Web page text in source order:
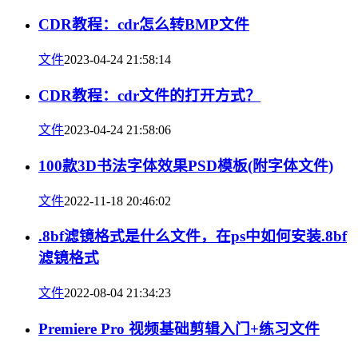
CDR教程：cdr怎么转BMP文件
文件2023-04-24 21:58:14
CDR教程：cdr文件的打开方式？
文件2023-04-24 21:58:06
100款3D书法字体效果PSD模板(附字体文件)
文件2022-11-18 20:46:02
.8bf滤镜格式是什么文件，在ps中如何安装.8bf
滤镜格式
文件2022-08-04 21:34:23
Premiere Pro 视频基础剪辑入门+练习文件